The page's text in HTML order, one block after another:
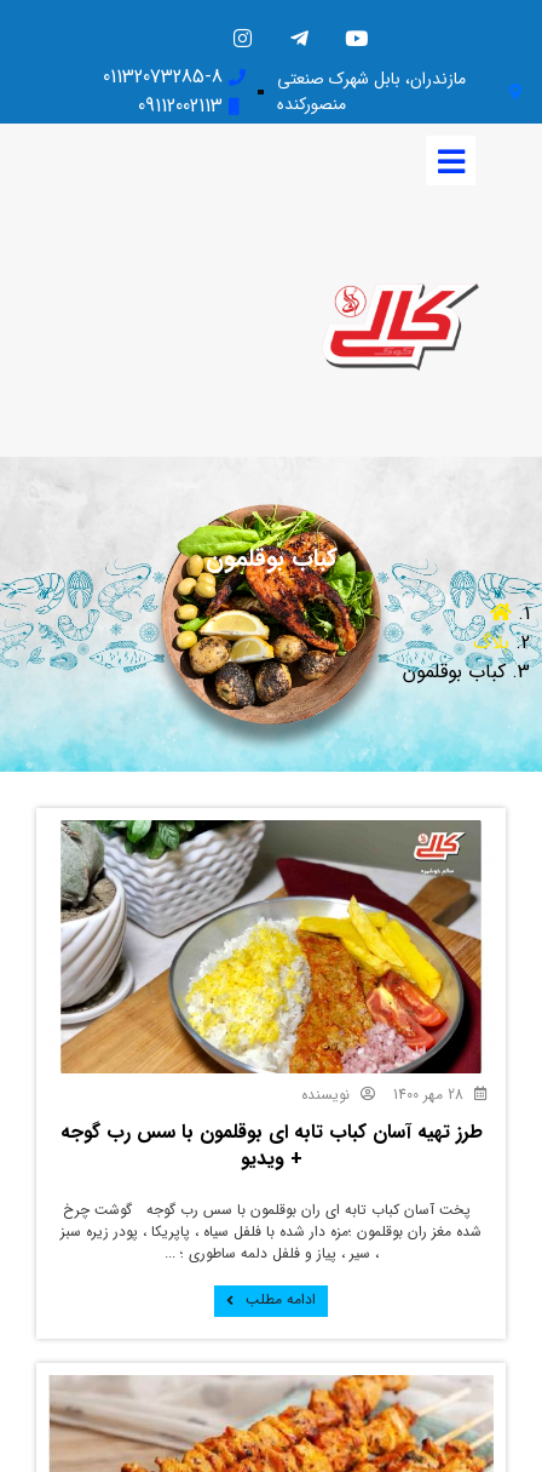
مازندران، بابل شهرک صنعتی
منصورکنده
01132073285-8
09112002113
کباب بوقلمون
بلاگ
کباب بوقلمون
نویسنده
طرز تهیه آسان کباب تابه ای بوقلمون با سس رب گوجه
+ ویدیو
پخت آسان کباب تابه ای ران بوقلمون با سس رب گوجه گوشت چرخ
شده مغز ران بوقلمون ؛مزه دار شده با فلفل سیاه ، پاپریکا ، پودر زیره سبز
، سیر ، پیاز و فلفل دلمه ساطوری ؛ ...
ادامه مطلب